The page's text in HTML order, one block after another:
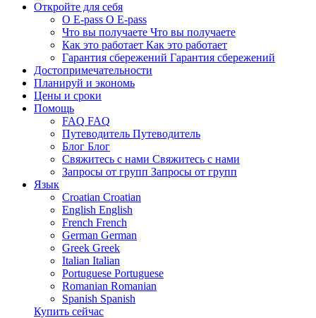
Откройте для себя
О E-pass О E-pass
Что вы получаете Что вы получаете
Как это работает Как это работает
Гарантия сбережений Гарантия сбережений
Достопримечательности
Планируй и экономь
Цены и сроки
Помощь
FAQ FAQ
Путеводитель Путеводитель
Блог Блог
Свяжитесь с нами Свяжитесь с нами
Запросы от групп Запросы от групп
Язык
Croatian Croatian
English English
French French
German German
Greek Greek
Italian Italian
Portuguese Portuguese
Romanian Romanian
Spanish Spanish
Купить сейчас